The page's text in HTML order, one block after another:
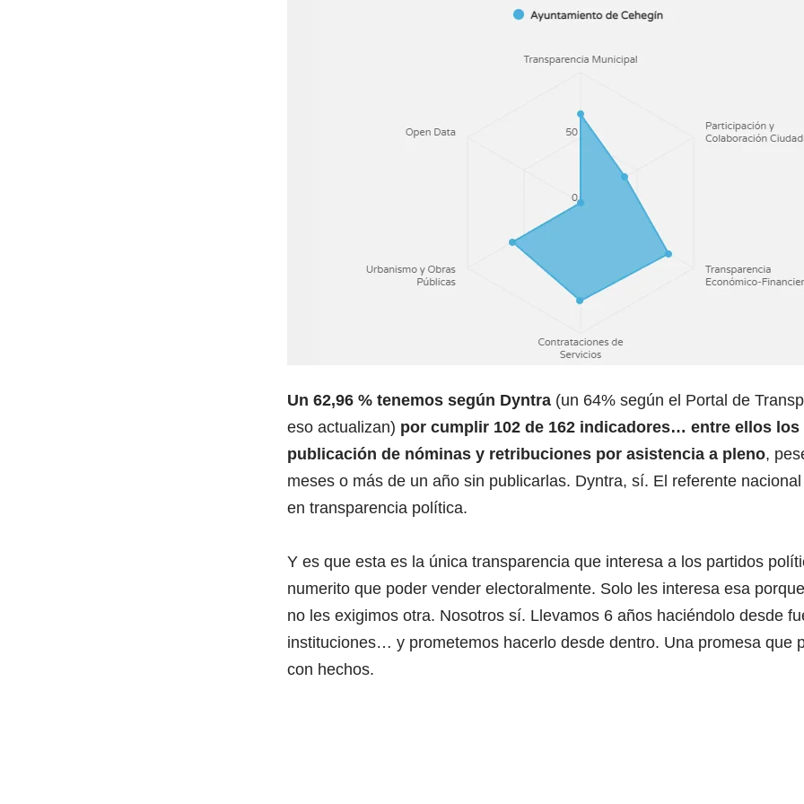
Un 62,96 % tenemos según Dyntra(un 64% según el Portal de
eso actualizan) por cumplir 102 de 162 indicadores… entre ellos los
publicación de nóminas y retribuciones por asistencia a pleno,
meses o más de un año sin publicarlas. Dyntra, sí. El referente
en transparencia política.
Y es que esta es la única transparencia que interesa a los partidos
numerito que poder vender electoralmente. Solo les interesa esa
no les exigimos otra. Nosotros sí. Llevamos 6 años haciéndolo desde
instituciones… y prometemos hacerlo desde dentro. Una promesa que
con hechos.